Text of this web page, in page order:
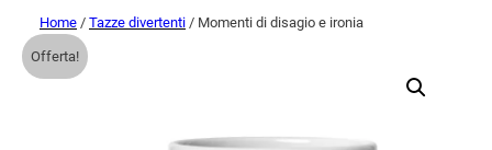
Home / Tazze divertenti / Momenti di disagio e ironia
Offerta!